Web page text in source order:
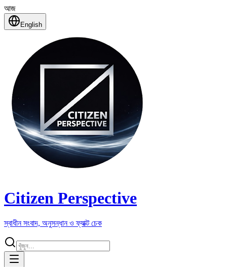
আজ
English
Citizen Perspective
স্বাধীন সংবাদ, অনুসন্ধান ও ফ্যাক্ট চেক